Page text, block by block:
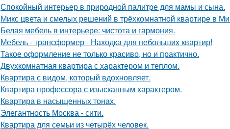
Спокойный интерьер в природной палитре для мамы и сына.
Микс цвета и смелых решений в трёхкомнатной квартире в
Белая мебель в интерьере: чистота и гармония.
Мебель - трансформер - Находка для небольших квартир!
Такое оформление не только красиво, но и практично.
Двухкомнатная квартира с характером и теплом.
Квартира с видом, который вдохновляет.
Квартира профессора с изысканным характером.
Квартира в насыщенных тонах.
Элегантность Москва - сити.
Квартира для семьи из четырёх человек.